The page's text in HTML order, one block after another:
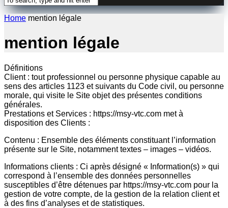
Home mention légale
mention légale
Définitions
Client : tout professionnel ou personne physique capable au
sens des articles 1123 et suivants du Code civil, ou personne
morale, qui visite le Site objet des présentes conditions
générales.
Prestations et Services : https://msy-vtc.com met à
disposition des Clients :
Contenu : Ensemble des éléments constituant l’information
présente sur le Site, notamment textes – images – vidéos.
Informations clients : Ci après désigné « Information(s) » qui
correspond à l’ensemble des données personnelles
susceptibles d’être détenues par https://msy-vtc.com pour la
gestion de votre compte, de la gestion de la relation client et
à des fins d’analyses et de statistiques.